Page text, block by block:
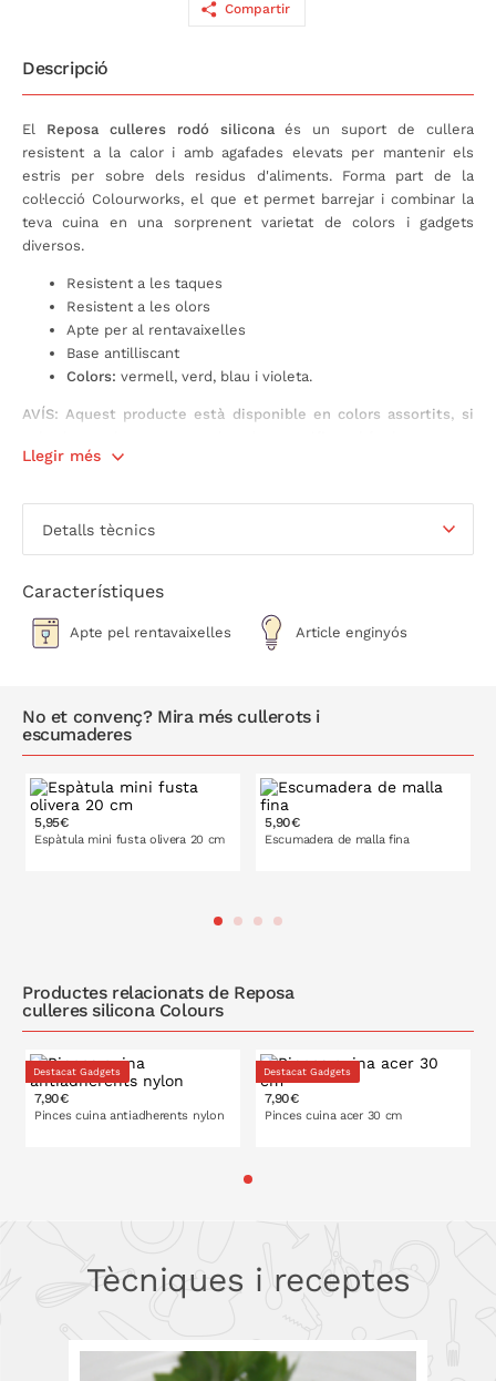
Compartir
Descripció
El Reposa culleres rodó siliconaés un suport de cullera
resistent a la calor i amb agafades elevats per mantenir els
estris per sobre dels residus d'aliments. Forma part de la
col·lecció Colourworks, el que et permet barrejar i combinar la
teva cuina en una sorprenent varietat de colors i gadgets
diversos.
Resistent a les taques
Resistent a les olors
Apte per al rentavaixelles
Base antilliscant
Colors: vermell, verd, blau i violeta.
AVÍS: Aquest producte està disponible en colors assortits, si
Llegir més
Detalls tècnics
Característiques
Apte pel rentavaixelles Article enginyós
No et convenç? Mira més cullerots i
escumaderes
5,95€
Espàtula mini fusta olivera 20 cm
5,90€
Escumadera de malla fina
Productes relacionats de Reposa
culleres silicona Colours
Destacat Gadgets
7,90€
Pinces cuina antiadherents nylon
Destacat Gadgets
7,90€
Pinces cuina acer 30 cm
A LA CISTELLA
Tècniques i receptes